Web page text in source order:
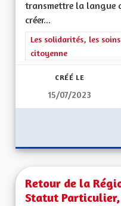
transmettre la langue
créer...
Filtrer les résultats de
Les solidarités, les
citoyenne
CRÉÉ LE
15/07/2023
Retour de la
Statut